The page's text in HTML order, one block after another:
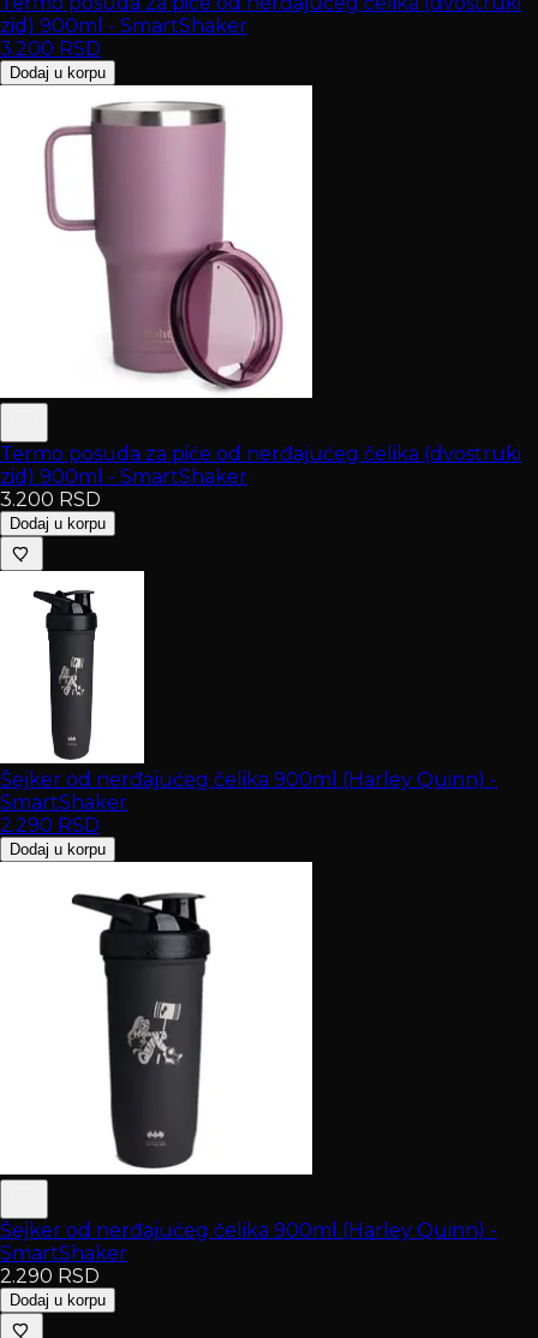
zid) 900ml - SmartShaker
3.200 RSD
Dodaj u korpu
Termo posuda za piće od nerđajućeg čelika (dvostruki
zid) 900ml - SmartShaker
3.200 RSD
Dodaj u korpu
Šejker od nerđajućeg čelika 900ml (Harley Quinn) -
SmartShaker
2.290 RSD
Dodaj u korpu
Šejker od nerđajućeg čelika 900ml (Harley Quinn) -
SmartShaker
2.290 RSD
Dodaj u korpu